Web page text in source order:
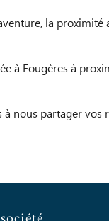
la proximité
à Fougères à
nous partager